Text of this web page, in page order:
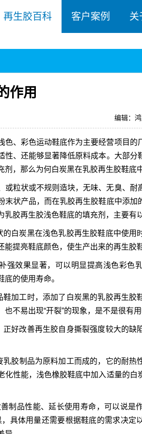
再生胶百科 客户案例 关
作用
编辑：
、彩色运动鞋底作为主要经营项目的
性、还能够显著降低原料成本。大部分
，那么为何白炭黑在乳胶再生胶鞋底
粒状或不规则造块，无味、无臭、耐
末状产品，而在乳胶再生胶鞋底中添加
胶再生胶浅色鞋底的填充剂，主要有
白炭黑在浅色乳胶再生胶鞋底中使用
提亮鞋底颜色，使生产出来的再生胶
强效果显著，可以明显提高浅色彩色
的使用寿命。
加工时，添加了白炭黑的乳胶再生胶
不易出现“开裂”的现象，是不是很有用
好改善再生胶自身撕裂强度较大的缺
乳胶制品为原料加工而成的，它的耐热
性能，浅色橡胶鞋底中加入适量的白
制品性能、延长使用寿命，可以说是
具体用量还需要根据鞋底的需求决定